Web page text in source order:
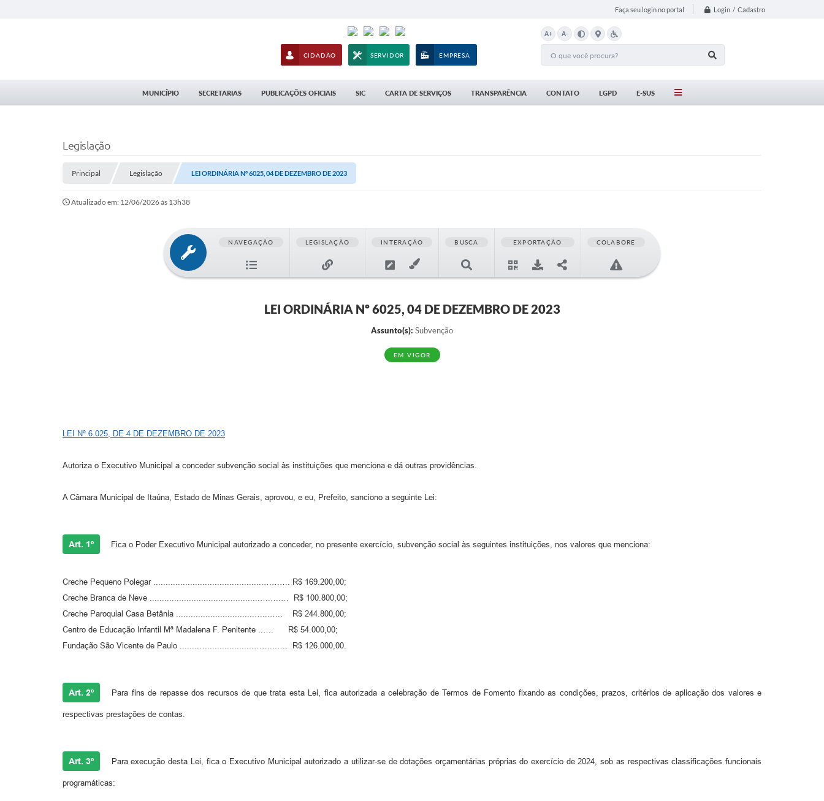
Faça seu login no portal Login / Cadastro
CIDADÃO SERVIDOR EMPRESA
A+ A-
MUNICÍPIO SECRETARIAS PUBLICAÇÕES OFICIAIS SIC CARTA DE SERVIÇOS TRANSPARÊNCIA CONTATO LGPD E-SUS
Legislação
Principal Legislação LEI ORDINÁRIA Nº 6025, 04 DE DEZEMBRO DE 2023
Atualizado em: 12/06/2026 às 13h38
NAVEGAÇÃO LEGISLAÇÃO INTERAÇÃO BUSCA EXPORTAÇÃO COLABORE
LEI ORDINÁRIA Nº 6025, 04 DE DEZEMBRO DE 2023
Assunto(s): Subvenção
EM VIGOR
LEI Nº 6.025, DE 4 DE DEZEMBRO DE 2023
Autoriza o Executivo Municipal a conceder subvenção social às instituições que menciona e dá outras providências.
A Câmara Municipal de Itaúna, Estado de Minas Gerais, aprovou, e eu, Prefeito, sanciono a seguinte Lei:
Art. 1º Fica o Poder Executivo Municipal autorizado a conceder, no presente exercício, subvenção social às seguintes instituições, nos valores que menciona:
Creche Pequeno Polegar .............................................………. R$ 169.200,00;
Creche Branca de Neve .............................................….….… R$ 100.800,00;
Creche Paroquial Casa Betânia ................................…...….. R$ 244.800,00;
Centro de Educação Infantil Mª Madalena F. Penitente ..…. R$ 54.000,00;
Fundação São Vicente de Paulo ........…...................……...…. R$ 126.000,00.
Art. 2º Para fins de repasse dos recursos de que trata esta Lei, fica autorizada a celebração de Termos de Fomento fixando as condições, prazos, critérios de aplicação dos valores e
respectivas prestações de contas.
Art. 3º Para execução desta Lei, fica o Executivo Municipal autorizado a utilizar-se de dotações orçamentárias próprias do exercício de 2024, sob as respectivas classificações funcionais
programáticas: